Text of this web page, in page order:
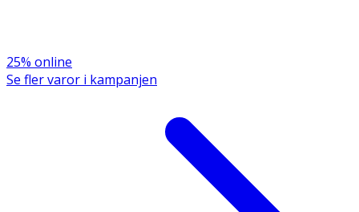
25% online
Se fler varor i kampanjen